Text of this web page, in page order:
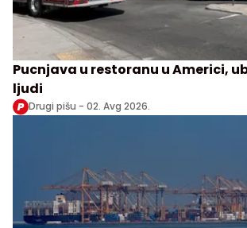
Pucnjava u restoranu u Americi,
ljudi
Drugi pišu - 02. Avg 2026.